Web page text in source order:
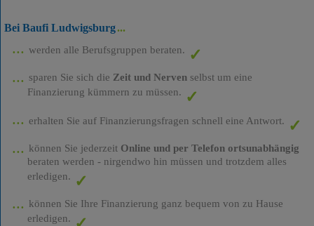
Bei Baufi Ludwigsburg
werden alle Berufsgruppen beraten.
sparen Sie sich die Zeit und Nervenselbst um eine
Finanzierung kümmern zu müssen.
erhalten Sie auf Finanzierungsfragen schnell eine Antwort.
können Sie jederzeit Online und per Telefon ortsunabhängig
beraten werden - nirgendwo hin müssen und trotzdem alles
erledigen.
können Sie Ihre Finanzierung ganz bequem von zu Hause
erledigen.